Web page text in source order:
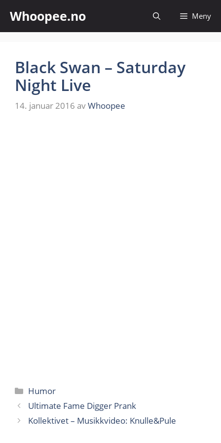
innhold
Whoopee.no Meny
Black Swan – Saturday
Night Live
14. januar 2016 avWhoopee
Kategorier
Humor
Ultimate Fame Digger Prank
Kollektivet – Musikkvideo: Knulle&Pule